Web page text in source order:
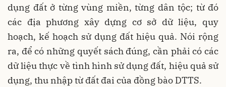
dụng đất ở từng vùng miền, từng dân tộc; từ đó
các địa phương xây dựng cơ sở dữ liệu, quy
hoạch, kế hoạch sử dụng đất hiệu quả. Nói rộng
ra, để có những quyết sách đúng, cần phải có các
dữ liệu thực về tình hình sử dụng đất, hiệu quả sử
dụng, thu nhập từ đất đai của đồng bào DTTS.